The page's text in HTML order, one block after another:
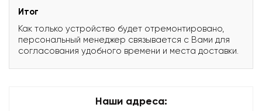
Итог
Как только устройство будет отремонтировано,
персональный менеджер связывается с Вами для
согласования удобного времени и места доставки.
Наши адреса: